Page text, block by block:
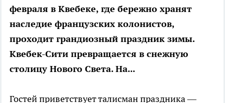
февраля в Квебеке, где бережно хранят
наследие французских колонистов,
проходит грандиозный праздник зимы.
Квебек-Сити превращается в снежную
столицу Нового Света. На...
Гостей приветствует талисман праздника —